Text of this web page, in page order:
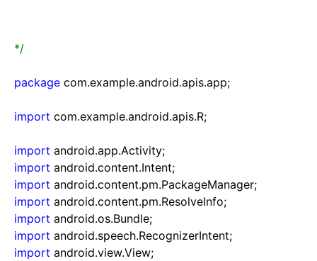
*/
package com.example.android.apis.app;
import com.example.android.apis.R;
import android.app.Activity;
import android.content.Intent;
import android.content.pm.PackageManager;
import android.content.pm.ResolveInfo;
import android.os.Bundle;
import android.speech.RecognizerIntent;
import android.view.View;